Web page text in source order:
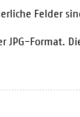
Felder
JPG-Format.